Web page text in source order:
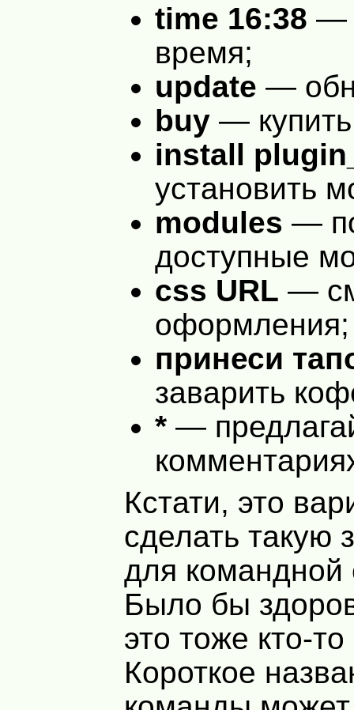
time 16:38 —
время;
update —
buy —
install
установить
modules —
доступные
css URL —
оформления;
принеси
заварить
* —
Кстати, это
сделать такую
для командной
Было бы
это тоже кто-
Короткое